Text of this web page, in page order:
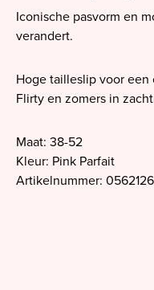
Iconische pasvorm en
verandert.
Hoge tailleslip voor
Flirty en zomers in
Maat: 38-52
Kleur: Pink Parfait
Artikelnummer: 0562126